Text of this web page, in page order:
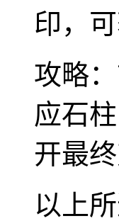
印，
攻略
应石
开最
以上